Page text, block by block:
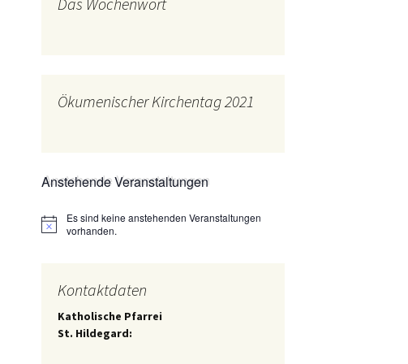
Limburg
Startseite Arbeitsgruppen
Ökumenischer Kirchentag 2021
Anstehende Veranstaltungen
Hinweis
Es sind keine anstehenden Veranstaltungen
vorhanden.
Kontaktdaten
Katholische Pfarrei
St. Hildegard: